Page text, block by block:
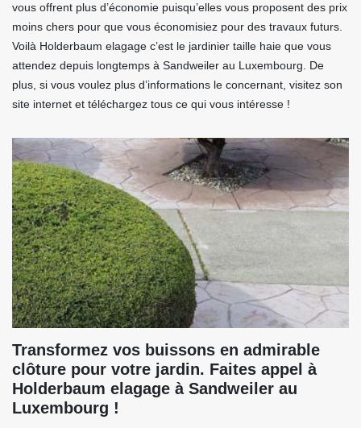
vous offrent plus d’économie puisqu’elles vous proposent des prix
moins chers pour que vous économisiez pour des travaux futurs.
Voilà Holderbaum elagage c’est le jardinier taille haie que vous
attendez depuis longtemps à Sandweiler au Luxembourg. De
plus, si vous voulez plus d’informations le concernant, visitez son
site internet et téléchargez tous ce qui vous intéresse !
Transformez vos buissons en admirable
clôture pour votre jardin. Faites appel à
Holderbaum elagage à Sandweiler au
Luxembourg !